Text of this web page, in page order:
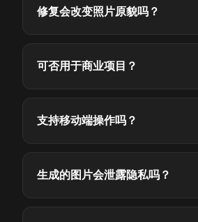
修复会改变照片原貌吗？
可否用于商业项目？
支持移动端操作吗？
生成的图片会泄露隐私吗？